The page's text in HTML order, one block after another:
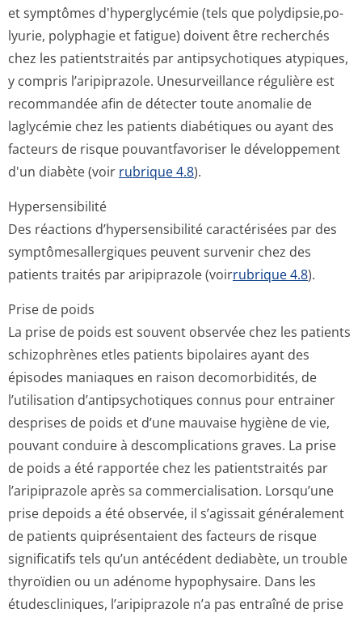
et symptômes d'hyperglycémie (tels que polydipsie,po­
lyurie, polyphagie et fatigue) doivent être recherchés
chez les patientstraités par antipsychotiques atypiques,
y compris l’aripiprazole. Unesurveillance régulière est
recommandée afin de détecter toute anomalie de
laglycémie chez les patients diabétiques ou ayant des
facteurs de risque pouvantfavoriser le développement
d'un diabète (voir rubrique 4.8).
Hypersensibilité
Des réactions d’hypersensibilité caractérisées par des
symptômesaller­giques peuvent survenir chez des
patients traités par aripiprazole (voirrubrique 4.8).
Prise de poids
La prise de poids est souvent observée chez les patients
schizophrènes etles patients bipolaires ayant des
épisodes maniaques en raison decomorbidités, de
l’utilisation d’antipsychotiques connus pour entrainer
desprises de poids et d’une mauvaise hygiène de vie,
pouvant conduire à descomplications graves. La prise
de poids a été rapportée chez les patientstraités par
l’aripiprazole après sa commercialisation. Lorsqu’une
prise depoids a été observée, il s’agissait généralement
de patients quiprésentaient des facteurs de risque
significatifs tels qu’un antécédent dediabète, un trouble
thyroïdien ou un adénome hypophysaire. Dans les
étudescliniques, l’aripiprazole n’a pas entraîné de prise